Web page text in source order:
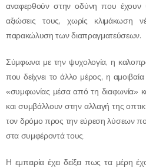
αναφερθούν στην οδύνη που έχουν
αξιώσεις τους, χωρίς κλιμάκωση
παρακώλυση των διαπραγματεύσεων.
Σύμφωνα με την ψυχολογία, η
που δείχνει το άλλο μέρος, η
«συμφωνίας μέσα από τη διαφωνία»
και συμβάλλουν στην αλλαγή της
τον δρόμο προς την εύρεση λύσεων
στα συμφέροντά τους.
Η εμπειρία έχει δείξει πως τα μέρη